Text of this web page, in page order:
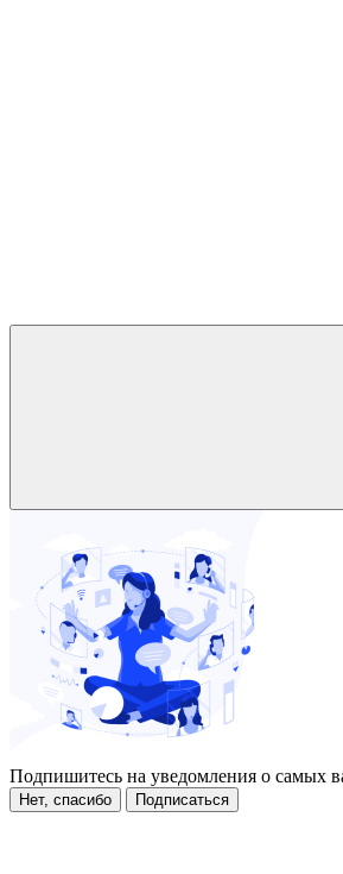
Подпишитесь на уведомления о самых
Нет, спасибо Подписаться